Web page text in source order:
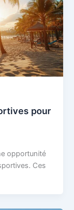
pour
opportunité
Ces